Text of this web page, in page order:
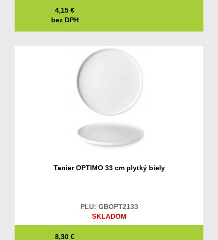
4,15 €
bez DPH
Tanier OPTIMO 33 cm plytký biely
PLU: GBOPT2133
SKLADOM
8,30 €